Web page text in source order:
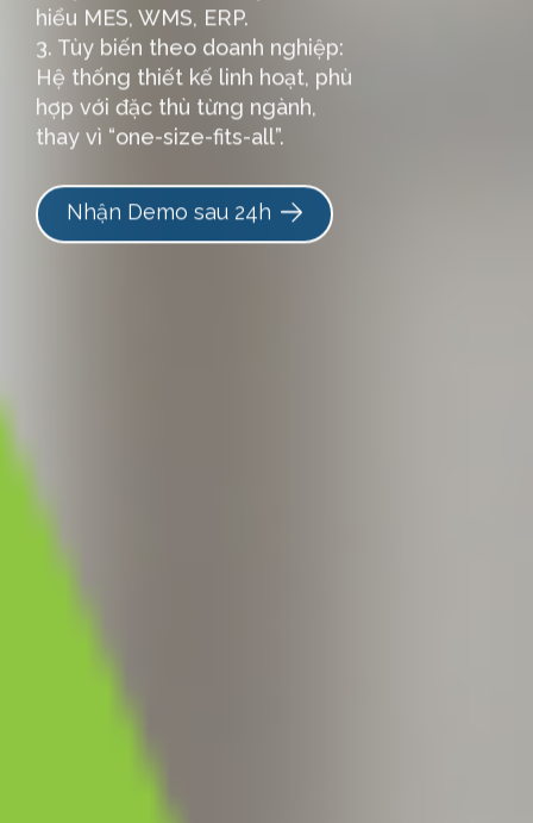
hiểu MES, WMS, ERP.
3. Tùy biến theo doanh nghiệp:
Hệ thống thiết kế linh hoạt, phù
hợp với đặc thù từng ngành,
thay vì “one-size-fits-all”.
Nhận Demo sau 24h